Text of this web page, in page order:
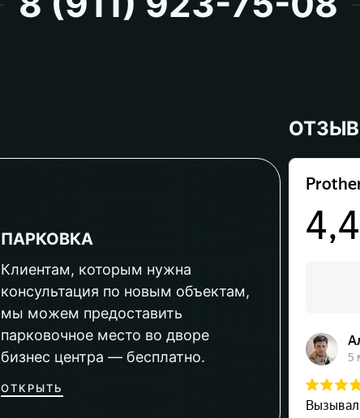
ПАРКОВКА
Клиентам, которым нужна
консультация по новым объектам,
мы можем предоставить
парковочное место во дворе
бизнес центра — бесплатно.
ОТКРЫТЬ